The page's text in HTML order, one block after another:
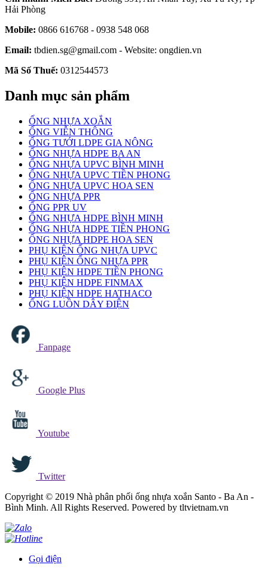
Hải Phòng
Mobile: 0866 616768 - 0938 548 068
Email: tbdien.sg@gmail.com - Website: ongdien.vn
Mã Số Thuế: 0312544573
Danh mục sản phẩm
ỐNG NHỰA XOẮN
ỐNG VIỄN THÔNG
ỐNG TƯỚI LDPE GIA NÔNG
ỐNG NHỰA HDPE BA AN
ỐNG NHỰA UPVC BÌNH MINH
ỐNG NHỰA UPVC TIỀN PHONG
ỐNG NHỰA UPVC HOA SEN
ỐNG NHỰA PPR
ỐNG PPR UV
ỐNG NHỰA HDPE BÌNH MINH
ỐNG NHỰA HDPE TIỀN PHONG
ỐNG NHỰA HDPE HOA SEN
PHỤ KIỆN ỐNG NHỰA UPVC
PHỤ KIỆN ỐNG NHỰA PPR
PHỤ KIỆN HDPE TIỀN PHONG
PHỤ KIỆN HDPE FINMAX
PHỤ KIỆN HDPE HATHACO
ỐNG LUỒN DÂY ĐIỆN
Fanpage
Google Plus
Youtube
Twitter
Copyright © 2019 Nhà phân phối ống nhựa xoắn Santo - Ba An -
Bình Minh. All Rights Reserved. Powered by tltvietnam.vn
Gọi điện